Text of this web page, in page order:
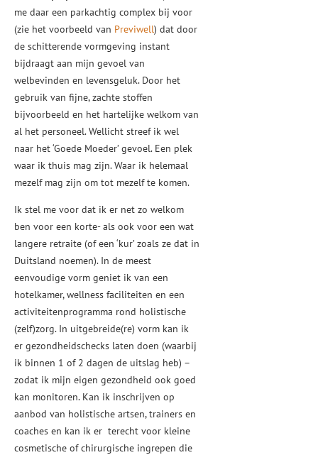
me daar een parkachtig complex bij voor
(zie het voorbeeld van Previwell) dat door
de schitterende vormgeving instant
bijdraagt aan mijn gevoel van
welbevinden en levensgeluk. Door het
gebruik van fijne, zachte stoffen
bijvoorbeeld en het hartelijke welkom van
al het personeel. Wellicht streef ik wel
naar het ‘Goede Moeder’ gevoel. Een plek
waar ik thuis mag zijn. Waar ik helemaal
mezelf mag zijn om tot mezelf te komen.
Ik stel me voor dat ik er net zo welkom
ben voor een korte- als ook voor een wat
langere retraite (of een ‘kur’ zoals ze dat in
Duitsland noemen). In de meest
eenvoudige vorm geniet ik van een
hotelkamer, wellness faciliteiten en een
activiteitenprogramma rond holistische
(zelf)zorg. In uitgebreide(re) vorm kan ik
er gezondheidschecks laten doen (waarbij
ik binnen 1 of 2 dagen de uitslag heb) –
zodat ik mijn eigen gezondheid ook goed
kan monitoren. Kan ik inschrijven op
aanbod van holistische artsen, trainers en
coaches en kan ik er terecht voor kleine
cosmetische of chirurgische ingrepen die